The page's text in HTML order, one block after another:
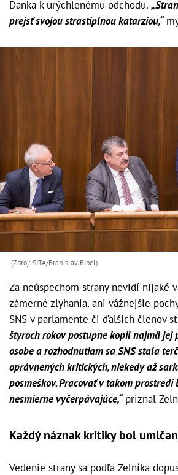
Danka k urýchlenému odchodu.
prejsť svojou strastiplnou katarziou,“
(Zdroj: SITA/Branislav Bibel)
Za neúspechom strany nevidí nijaké
zámerné zlyhania, ani vážnejšie
SNS v parlamente či ďalších členov
štyroch rokov postupne kopil najmä jej
osobe a rozhodnutiam sa SNS stala
oprávnených kritických, niekedy až
posmeškov. Pracovať v takom
nesmierne vyčerpávajúce,“priznal
Každý náznak kritiky bol
Vedenie strany sa podľa Zelníka